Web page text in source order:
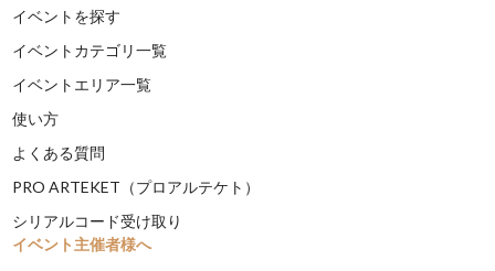
イベントを探す
イベントカテゴリ一覧
イベントエリア一覧
使い方
よくある質問
PRO ARTEKET（プロアルテケト）
シリアルコード受け取り
イベント主催者様へ